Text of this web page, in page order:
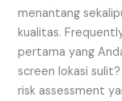
menantang
kualitas.
pertama yang
screen lokasi
risk assessment